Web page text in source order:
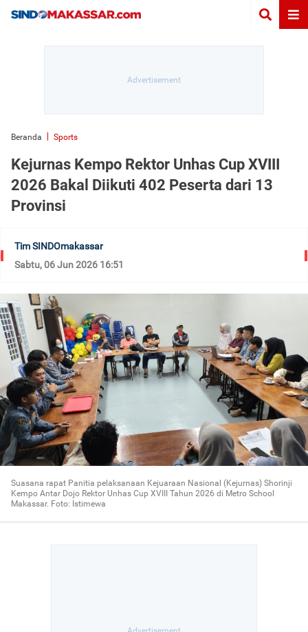
Beranda Sports
Kejurnas Kempo Rektor Unhas Cup XVIII
2026 Bakal Diikuti 402 Peserta dari 13
Provinsi
Tim SINDOmakassar
Sabtu, 06 Jun 2026 16:51
Suasana rapat Panitia pelaksanaan Kejuaraan Nasional (Kejurnas) Shorinji
Kempo Antar Dojo Rektor Unhas Cup XVIII Tahun 2026 di Metro School
Makassar. Foto: Istimewa